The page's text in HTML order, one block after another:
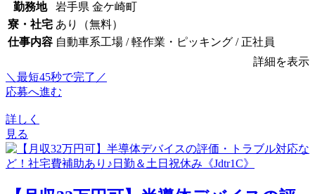
勤務地
岩手県 金ケ崎町
寮・社宅 あり（無料）
仕事内容 自動車系工場 / 軽作業・ピッキング / 正社員
詳細を表示
＼最短45秒で完了／
応募へ進む
詳しく
見る